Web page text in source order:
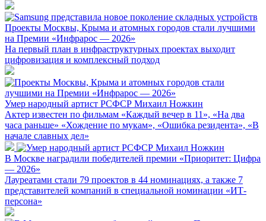
Проекты Москвы, Крыма и атомных городов стали лучшими
на Премии «Инфрарос — 2026»
На первый план в инфраструктурных проектах выходит
цифровизация и комплексный подход
Умер народный артист РСФСР Михаил Ножкин
Актер известен по фильмам «Каждый вечер в 11», «На два
часа раньше» «Хождение по мукам», «Ошибка резидента», «В
начале славных дел»
В Москве наградили победителей премии «Приоритет: Цифра
— 2026»
Лауреатами стали 79 проектов в 44 номинациях, а также 7
представителей компаний в специальной номинации «ИТ-
персона»